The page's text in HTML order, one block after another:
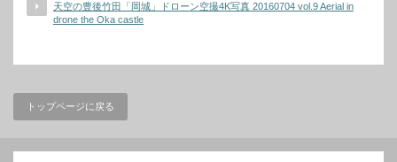
天空の豊後竹田「岡城」ドローン空撮4K写真 20160704 vol.9 Aerial in
drone the Oka castle
トップページに戻る